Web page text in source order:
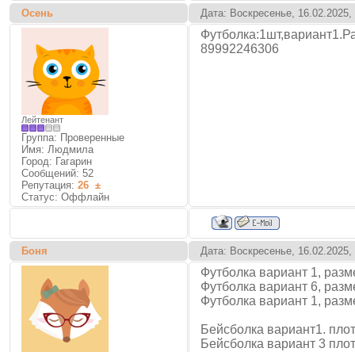
Осень Дата: Воскресенье,
Лейтенант
Группа: Проверенные
Имя: Людмила
Город: Гагарин
Сообщений: 52
Репутация: 26 ±
Статус: Оффлайн
89992246306
Боня Дата: Воскресенье,
Футболка вариант 1,
Футболка вариант 6,
Футболка вариант 1,
Бейсболка вариант1.
Бейсболка вариант 3